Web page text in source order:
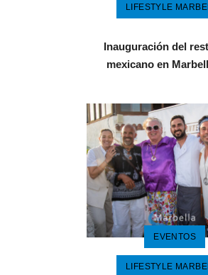
LIFESTYLE
Inauguración del
mexicano en
EVENTOS
LIFESTYLE